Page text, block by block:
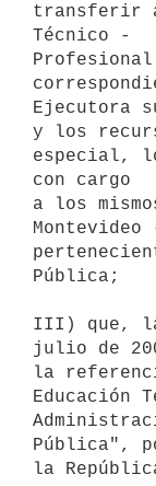
transferir
Técnico -
Ejecutora
y los
especial,
con cargo
a los
Montevideo
Pública;
III) que, la
julio de
la
Educación
Pública",
la